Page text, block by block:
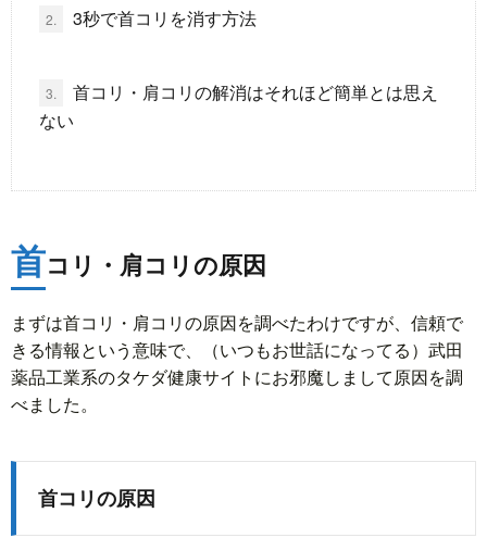
2. 3秒で首コリを消す方法
3.
首コリ・肩コリの解消はそれほど簡単とは思え
ない
首コリ・肩コリの原因
まずは首コリ・肩コリの原因を調べたわけですが、信頼で
きる情報という意味で、（いつもお世話になってる）武田
薬品工業系のタケダ健康サイトにお邪魔しまして原因を調
べました。
首コリの原因